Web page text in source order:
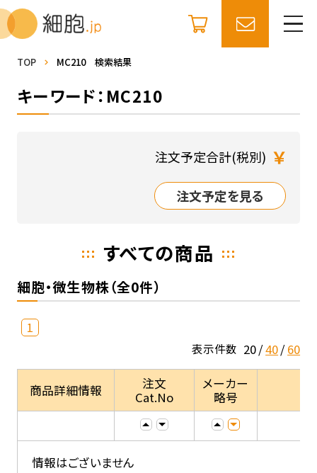
TOP MC210 検索結果
キーワード：MC210
注文予定合計(税別) ￥
注文予定を見る
すべての商品
細胞・微生物株（全0件）
1
表示件数 20 40 60
商品詳細情報
注文
Cat.No
メーカー
略号
情報はございません